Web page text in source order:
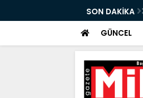
SON DAKİKA
Menteşe'de Yaşatılacak
GÜNCEL